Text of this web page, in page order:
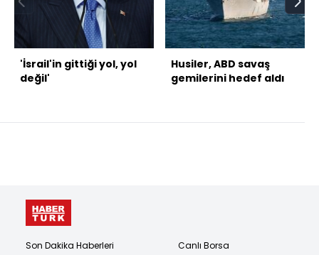
'İsrail'in gittiği yol, yol
değil'
Husiler, ABD savaş
gemilerini hedef aldı
Son Dakika Haberleri
Canlı Borsa